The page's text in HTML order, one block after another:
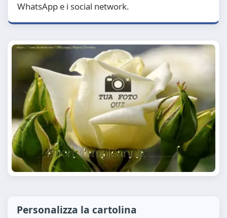
WhatsApp e i social network.
Personalizza la cartolina